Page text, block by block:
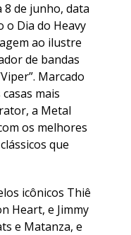
8 de junho, data
o Dia do Heavy
ao ilustre
de bandas
Marcado
mais
a Metal
os melhores
que
icônicos Thiê
Heart, e Jimmy
e Matanza, e